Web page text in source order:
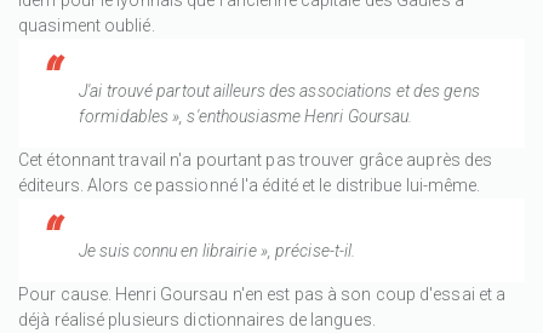
quasiment oublié.
J'ai trouvé partout ailleurs des associations et des gens
formidables », s'enthousiasme Henri Goursau.
Cet étonnant travail n'a pourtant pas trouver grâce auprès des
éditeurs. Alors ce passionné l'a édité et le distribue lui-même.
Je suis connu en librairie », précise-t-il.
Pour cause. Henri Goursau n'en est pas à son coup d'essai et a
déjà réalisé plusieurs dictionnaires de langues.